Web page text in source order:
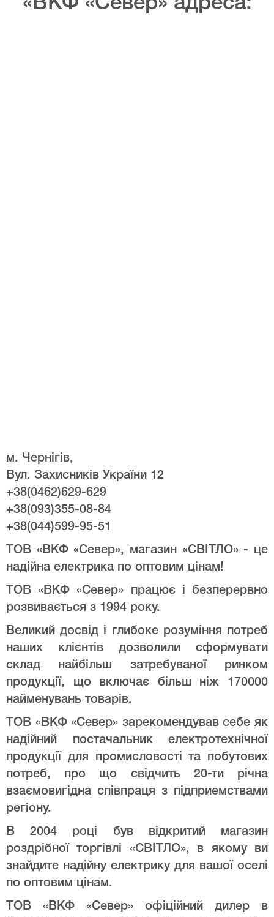
м. Чернігів,
Вул. Захисників України 12
+38(0462)629-629
+38(093)355-08-84
+38(044)599-95-51
ТОВ «ВКФ «Север», магазин «СВІТЛО» - це
надійна електрика по оптовим цінам!
ТОВ «ВКФ «Север» працює і безперервно
розвивається з 1994 року.
Великий досвід і глибоке розуміння потреб
наших клієнтів дозволили сформувати
склад найбільш затребуваної ринком
продукції, що включає більш ніж 170000
найменувань товарів.
ТОВ «ВКФ «Север» зарекомендував себе як
надійний постачальник електротехнічної
продукції для промисловості та побутових
потреб, про що свідчить 20-ти річна
взаємовигідна співпраця з підприемствами
регіону.
В 2004 році був відкритий магазин
роздрібної торгівлі «СВІТЛО», в якому ви
знайдите надійну електрику для вашої оселі
по оптовим цінам.
ТОВ «ВКФ «Север» офіційний дилер в